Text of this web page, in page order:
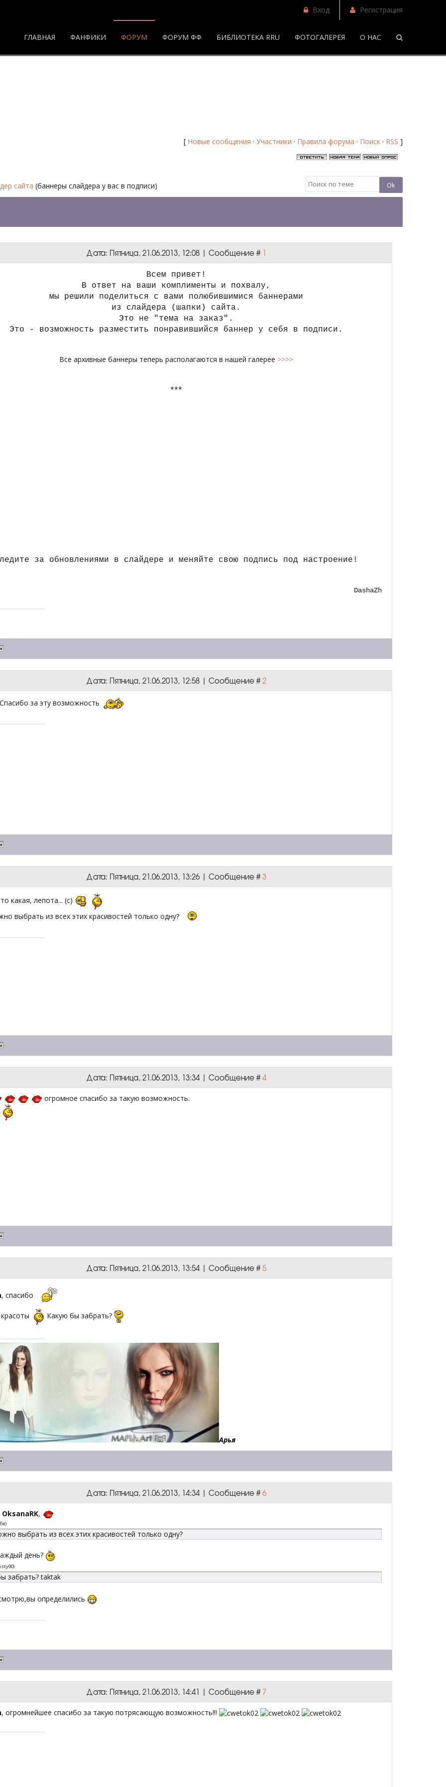
Вход Регистрация
ГЛАВНАЯ ФАНФИКИ ФОРУМ ФОРУМ ФФ БИБЛИОТЕКА RRU ФОТОГАЛЕРЕЯ О НАС
[ Новые сообщения · Участники · Правила форума · Поиск · RSS ]
сайта (баннеры слайдера у вас в подписи)
Дата: Пятница, 21.06.2013, 12:08 | Сообщение # 1
Всем привет!
В ответ на ваши комплименты и похвалу,
мы решили поделиться с вами полюбившимися баннерами
из слайдера (шапки) сайта.
Это не "тема на заказ".
Это - возможность разместить понравившийся баннер у себя в подписи.
Все архивные баннеры теперь располагаются в нашей галерее >>>>
***
за обновлениями в слайдере и меняйте свою подпись под настроение!
DashaZh
Дата: Пятница, 21.06.2013, 12:58 | Сообщение #2
за эту возможность
Дата: Пятница, 21.06.2013, 13:26 | Сообщение #3
какая, лепота... (с)
выбрать из всех этих красивостей только одну?
Дата: Пятница, 21.06.2013, 13:34 | Сообщение #4
огромное спасибо за такую возможность.
Дата: Пятница, 21.06.2013, 13:54 | Сообщение #5
, спасибо
Какую бы забрать?
Арья
Дата: Пятница, 21.06.2013, 14:34 | Сообщение #6
OksanaRK,
)
выбрать из всех этих красивостей только одну?
день?
)
забрать? taktak
определились
Дата: Пятница, 21.06.2013, 14:41 | Сообщение #7
, огромнейшее спасибо за такую потрясающую возможность!!!